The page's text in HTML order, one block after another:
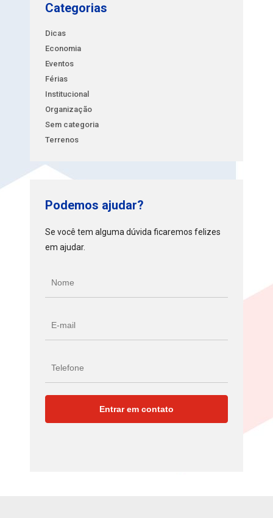
Categorias
Dicas
Economia
Eventos
Férias
Institucional
Organização
Sem categoria
Terrenos
Podemos ajudar?
Se você tem alguma dúvida ficaremos felizes
em ajudar.